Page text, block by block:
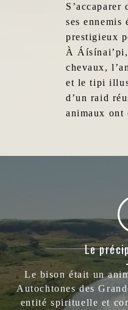
S’accaparer
ses
prestigieux
À
chevaux,
et le tipi
d’un raid
animaux ont
Le
Le bison était un
Autochtones des
entité spirituelle et